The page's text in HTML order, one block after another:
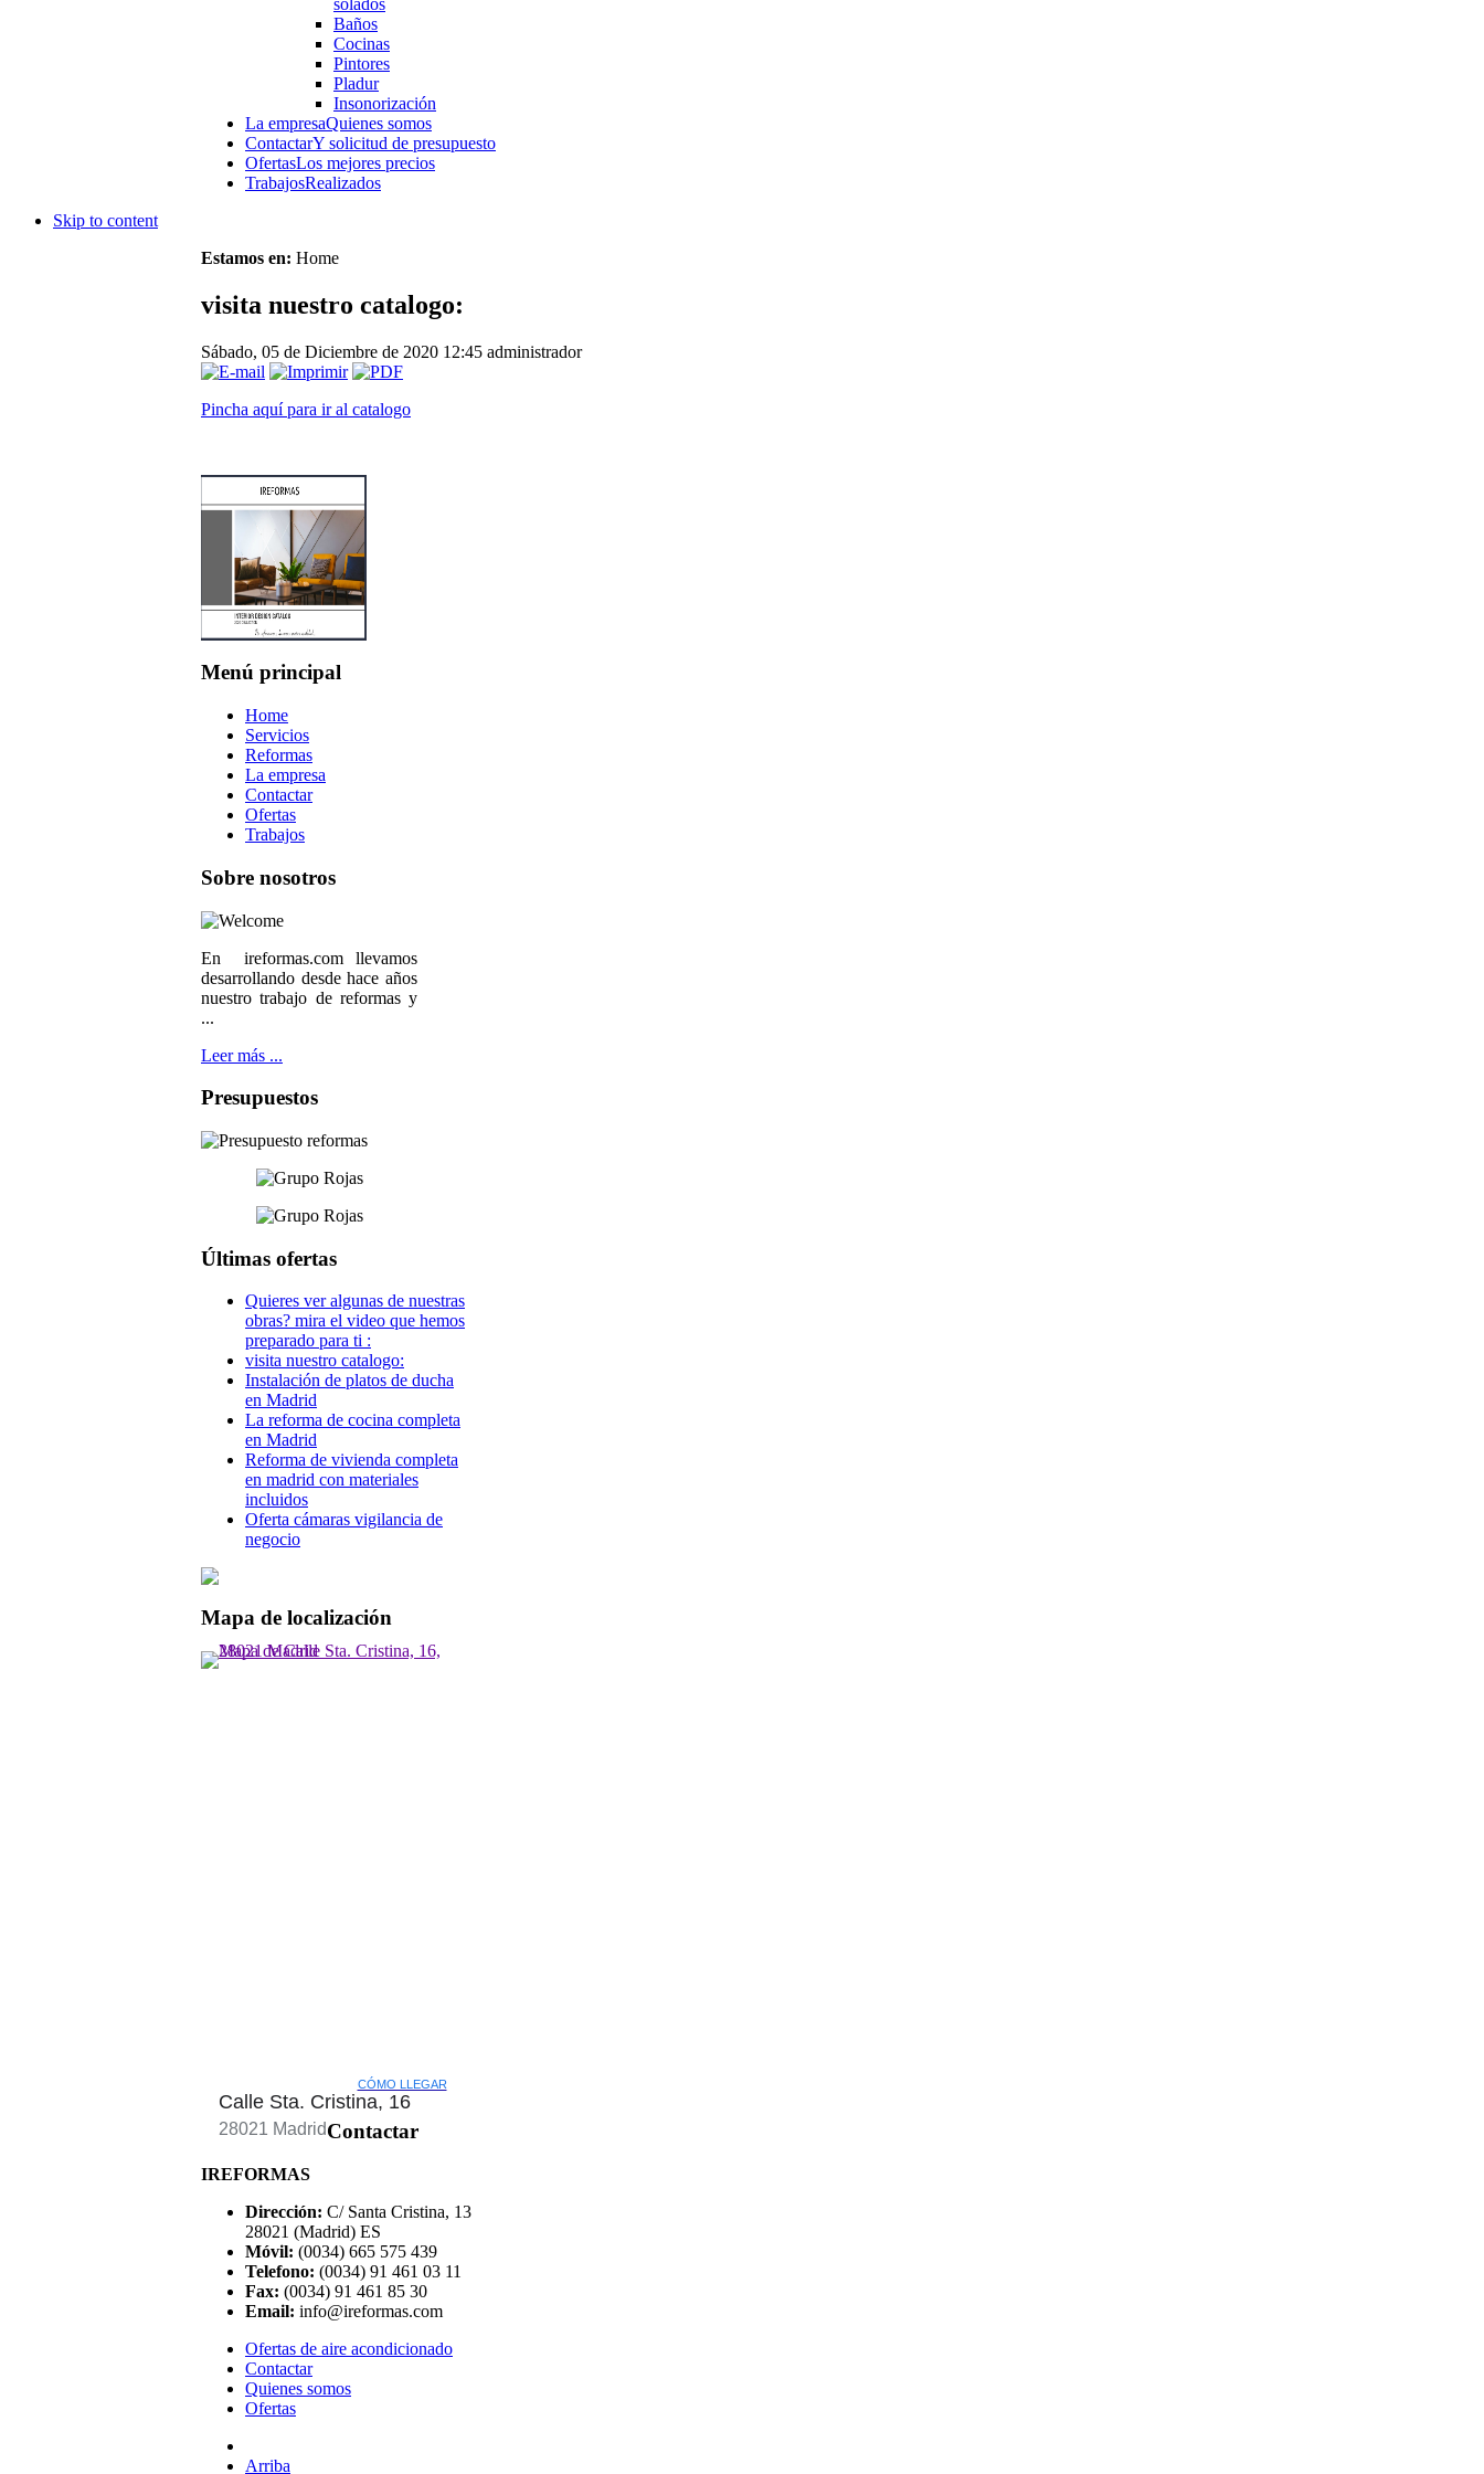
Baños
Cocinas
Pintores
Pladur
Insonorización
La empresaQuienes somos
ContactarY solicitud de presupuesto
OfertasLos mejores precios
TrabajosRealizados
Skip to content
Estamos en: Home
visita nuestro catalogo:
Sábado, 05 de Diciembre de 2020 12:45 administrador
Pincha aquí para ir al catalogo
Menú principal
Home
Servicios
Reformas
La empresa
Contactar
Ofertas
Trabajos
Sobre nosotros
En ireformas.com llevamos
desarrollando desde hace años
nuestro trabajo de reformas y
...
Leer más ...
Presupuestos
Últimas ofertas
Quieres ver algunas de nuestras
obras? mira el video que hemos
preparado para ti :
visita nuestro catalogo:
Instalación de platos de ducha
en Madrid
La reforma de cocina completa
en Madrid
Reforma de vivienda completa
en madrid con materiales
incluidos
Oferta cámaras vigilancia de
negocio
Mapa de localización
CÓMO LLEGAR
Calle Sta. Cristina, 16
28021 MadridContactar
IREFORMAS
Dirección: C/ Santa Cristina, 13
28021 (Madrid) ES
Móvil: (0034) 665 575 439
Telefono: (0034) 91 461 03 11
Fax: (0034) 91 461 85 30
Email: info@ireformas.com
Ofertas de aire acondicionado
Contactar
Quienes somos
Ofertas
Arriba